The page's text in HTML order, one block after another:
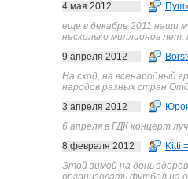
4 мая 2012
еще в декабре 2011 наши
несколько миллионов
9 апреля 2012
На сход, на всенародный
народов разных стран
3 апреля 2012
6 апреля в ГДК концерт
8 февраля 2012
Kitti
Этой зимой на день
организовать футбол на